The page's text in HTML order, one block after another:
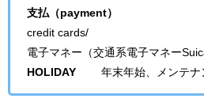
支払（payment）
credit cards/
電子マネー（交通系電子マネー
HOLIDAY 年末年始、メンテナ